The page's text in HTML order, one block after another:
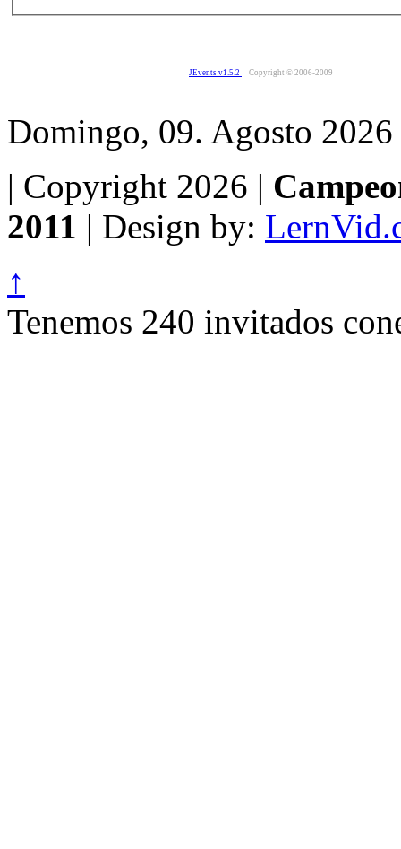
JEvents v1.5.2 Copyright © 2006-2009
Domingo, 09. Agosto 2026
| Copyright 2026 |
2011 | Design by:
↑
Tenemos 240 invitados